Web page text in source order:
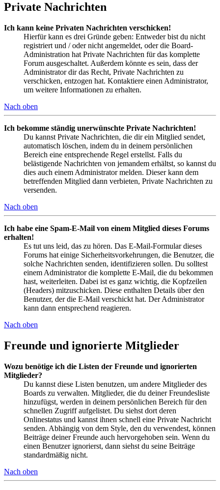
Private Nachrichten
Ich kann keine Privaten Nachrichten verschicken!
Hierfür kann es drei Gründe geben: Entweder bist du nicht
registriert und / oder nicht angemeldet, oder die Board-
Administration hat Private Nachrichten für das komplette
Forum ausgeschaltet. Außerdem könnte es sein, dass der
Administrator dir das Recht, Private Nachrichten zu
verschicken, entzogen hat. Kontaktiere einen Administrator,
um weitere Informationen zu erhalten.
Nach oben
Ich bekomme ständig unerwünschte Private Nachrichten!
Du kannst Private Nachrichten, die dir ein Mitglied sendet,
automatisch löschen, indem du in deinem persönlichen
Bereich eine entsprechende Regel erstellst. Falls du
belästigende Nachrichten von jemandem erhältst, so kannst du
dies auch einem Administrator melden. Dieser kann dem
betreffenden Mitglied dann verbieten, Private Nachrichten zu
versenden.
Nach oben
Ich habe eine Spam-E-Mail von einem Mitglied dieses Forums
erhalten!
Es tut uns leid, das zu hören. Das E-Mail-Formular dieses
Forums hat einige Sicherheitsvorkehrungen, die Benutzer, die
solche Nachrichten senden, identifizieren sollen. Du solltest
einem Administrator die komplette E-Mail, die du bekommen
hast, weiterleiten. Dabei ist es ganz wichtig, die Kopfzeilen
(Headers) mitzuschicken. Diese enthalten Details über den
Benutzer, der die E-Mail verschickt hat. Der Administrator
kann dann entsprechend reagieren.
Nach oben
Freunde und ignorierte Mitglieder
Wozu benötige ich die Listen der Freunde und ignorierten
Mitglieder?
Du kannst diese Listen benutzen, um andere Mitglieder des
Boards zu verwalten. Mitglieder, die du deiner Freundesliste
hinzufügst, werden in deinem persönlichen Bereich für den
schnellen Zugriff aufgelistet. Du siehst dort deren
Onlinestatus und kannst ihnen schnell eine Private Nachricht
senden. Abhängig von dem Style, den du verwendest, können
Beiträge deiner Freunde auch hervorgehoben sein. Wenn du
einen Benutzer ignorierst, dann siehst du seine Beiträge
standardmäßig nicht.
Nach oben